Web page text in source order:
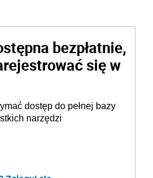
bezpłatnie,
się w
dostęp do pełnej bazy
narzędzi